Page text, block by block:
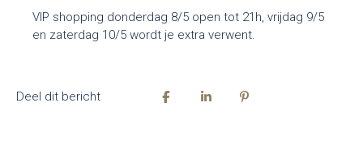
VIP shopping donderdag 8/5 open tot 21h, vrijdag 9/5
en zaterdag 10/5 wordt je extra verwent.
Deel dit bericht